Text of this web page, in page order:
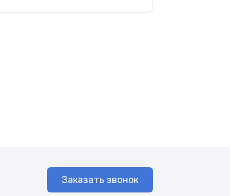
Заказать звонок